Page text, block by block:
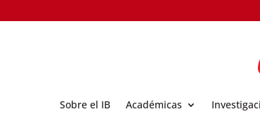
Sobre el IB Académicas